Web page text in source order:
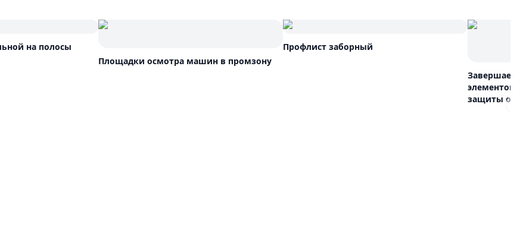
на полосы
Площадки осмотра машин в промзону
Профлист заборный
Завершаем
элементов
защиты от